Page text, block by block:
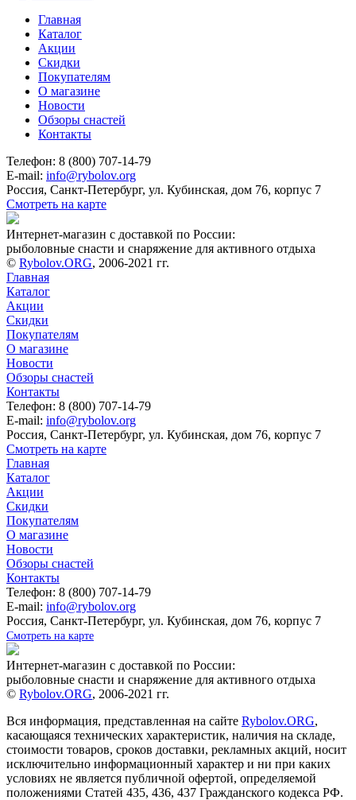
Главная
Каталог
Акции
Скидки
Покупателям
О магазине
Новости
Обзоры снастей
Контакты
Телефон: 8 (800) 707-14-79
E-mail: info@rybolov.org
Россия, Санкт-Петербург, ул. Кубинская, дом 76, корпус 7
Смотреть на карте
Интернет-магазин с доставкой по России:
рыболовные снасти и снаряжение для активного отдыха
© Rybolov.ORG, 2006-2021 гг.
Главная
Каталог
Акции
Скидки
Покупателям
О магазине
Новости
Обзоры снастей
Контакты
Телефон: 8 (800) 707-14-79
E-mail: info@rybolov.org
Россия, Санкт-Петербург, ул. Кубинская, дом 76, корпус 7
Смотреть на карте
Главная
Каталог
Акции
Скидки
Покупателям
О магазине
Новости
Обзоры снастей
Контакты
Телефон: 8 (800) 707-14-79
E-mail: info@rybolov.org
Россия, Санкт-Петербург, ул. Кубинская, дом 76, корпус 7
Смотреть на карте
Интернет-магазин с доставкой по России:
рыболовные снасти и снаряжение для активного отдыха
© Rybolov.ORG, 2006-2021 гг.
Вся информация, представленная на сайте Rybolov.ORG,
касающаяся технических характеристик, наличия на складе,
стоимости товаров, сроков доставки, рекламных акций, носит
исключительно информационный характер и ни при каких
условиях не является публичной офертой, определяемой
положениями Статей 435, 436, 437 Гражданского кодекса РФ.